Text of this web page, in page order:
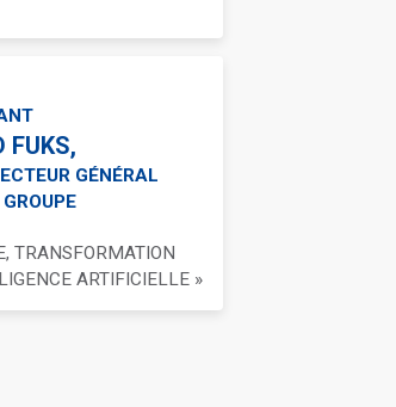
FUKS,
GÉNÉRAL
TRANSFORMATION
ARTIFICIELLE »